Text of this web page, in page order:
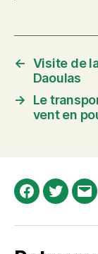
← Visite de
Daoulas
→
Le
vent en
Facebook
Twitter
E-